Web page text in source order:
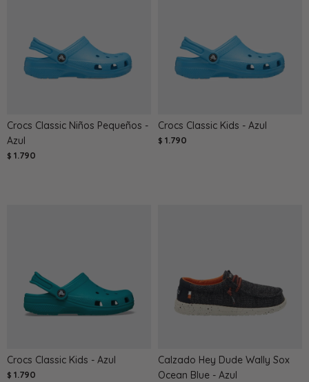
Crocs Classic Niños Pequeños -
Azul
$ 1.790
Crocs Classic Kids - Azul
$ 1.790
Crocs Classic Kids - Azul
$ 1.790
Calzado Hey Dude Wally Sox
Ocean Blue - Azul